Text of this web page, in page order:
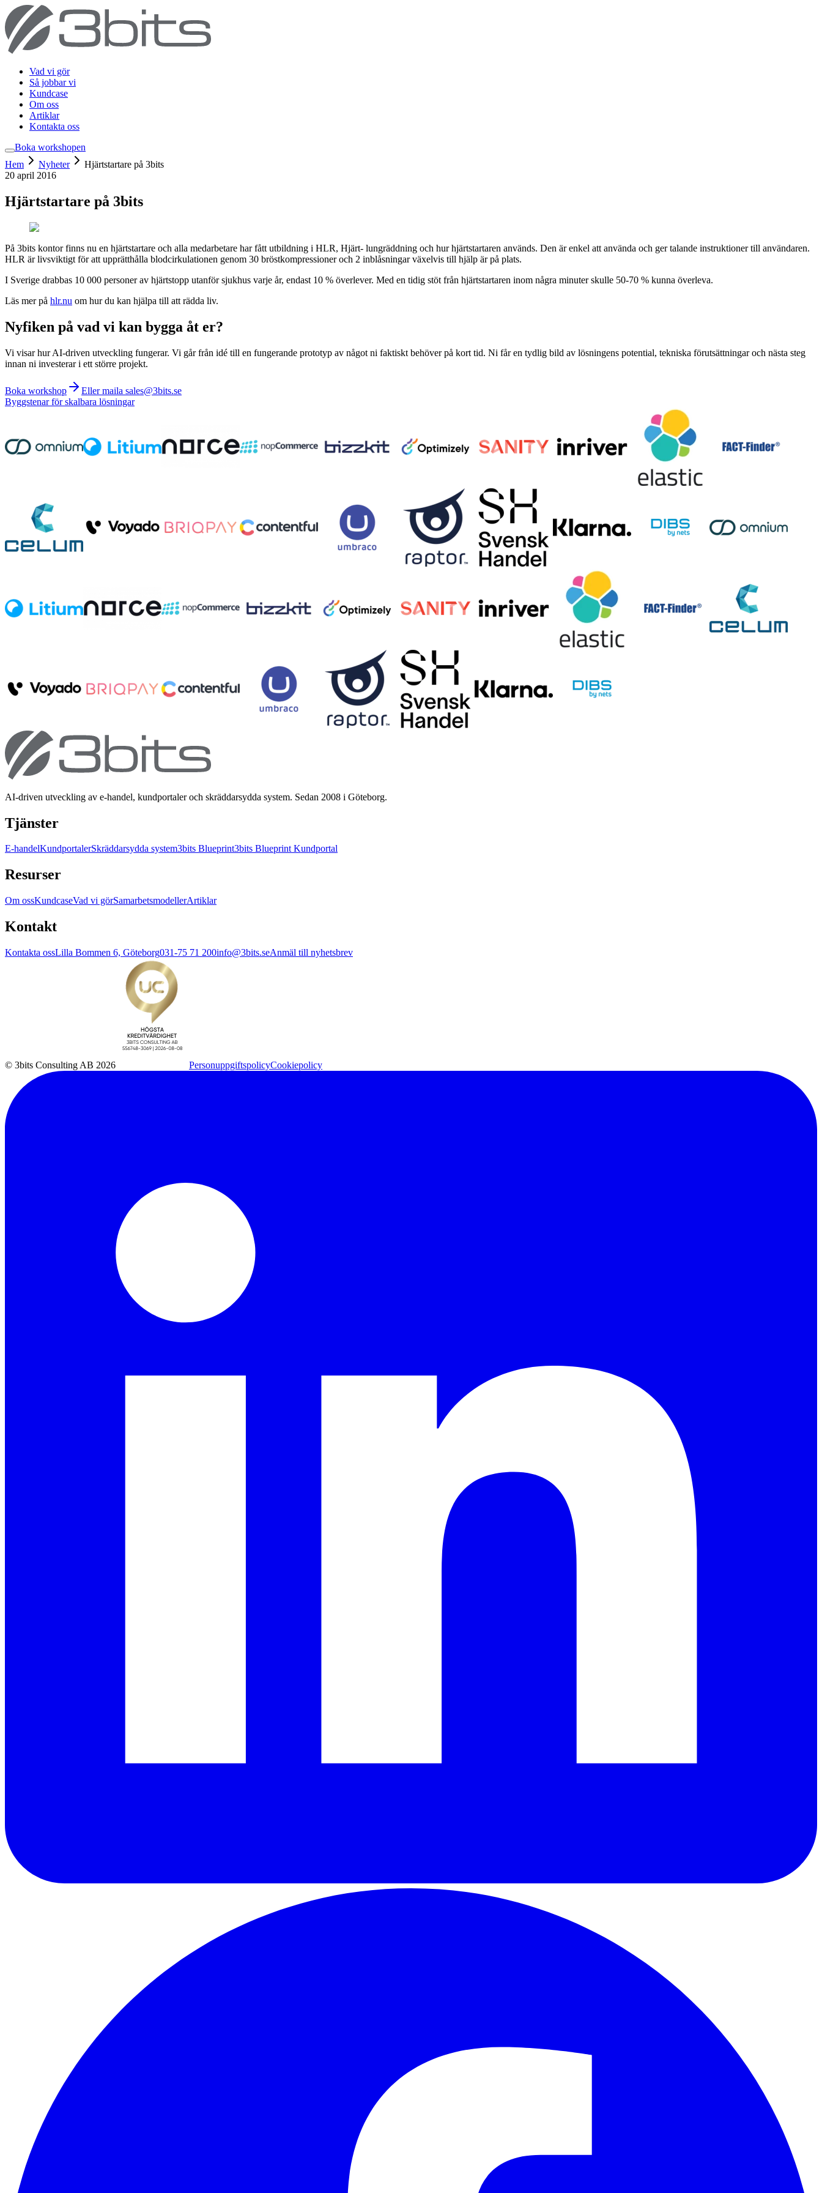
Vad vi gör
Så jobbar vi
Kundcase
Om oss
Artiklar
Kontakta oss
Boka workshopen
Hem
Nyheter
Hjärtstartare på 3bits
20 april 2016
Hjärtstartare på 3bits
På 3bits kontor finns nu en hjärtstartare och alla medarbetare har fått utbildning i HLR, Hjärt- lungräddning och hur hjärtstartaren används. Den är enkel att använda och ger talande instruktioner till användaren.
HLR är livsviktigt för att upprätthålla blodcirkulationen genom 30 bröstkompressioner och 2 inblåsningar växelvis till hjälp är på plats.
I Sverige drabbas 10 000 personer av hjärtstopp utanför sjukhus varje år, endast 10 % överlever. Med en tidig stöt från hjärtstartaren inom några minuter skulle 50-70 % kunna överleva.
Läs mer på hlr.nu om hur du kan hjälpa till att rädda liv.
Nyfiken på vad vi kan bygga åt er?
Vi visar hur AI-driven utveckling fungerar. Vi går från idé till en fungerande prototyp av något ni faktiskt behöver på kort tid. Ni får en tydlig bild av lösningens potential, tekniska förutsättningar och nästa steg
innan ni investerar i ett större projekt.
Boka workshop
Eller maila sales@3bits.se
Byggstenar för skalbara lösningar
AI-driven utveckling av e-handel, kundportaler och skräddarsydda system. Sedan 2008 i Göteborg.
Tjänster
E-handelKundportalerSkräddarsydda system3bits Blueprint3bits Blueprint Kundportal
Resurser
Om ossKundcaseVad vi görSamarbetsmodellerArtiklar
Kontakt
Kontakta ossLilla Bommen 6, Göteborg031-75 71 200info@3bits.seAnmäl till nyhetsbrev
© 3bits Consulting AB 2026 PersonuppgiftspolicyCookiepolicy